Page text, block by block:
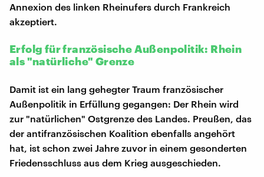
Annexion des linken Rheinufers durch Frankreich
akzeptiert.
Erfolg für französische Außenpolitik: Rhein
als "natürliche" Grenze
Damit ist ein lang gehegter Traum französischer
Außenpolitik in Erfüllung gegangen: Der Rhein wird
zur "natürlichen" Ostgrenze des Landes. Preußen, das
der antifranzösischen Koalition ebenfalls angehört
hat, ist schon zwei Jahre zuvor in einem gesonderten
Friedensschluss aus dem Krieg ausgeschieden.